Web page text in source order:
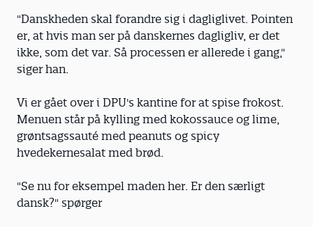
"Danskheden skal forandre sig i dagliglivet. Pointen
er, at hvis man ser på danskernes dagligliv, er det
ikke, som det var. Så processen er allerede i gang,"
siger han.
Vi er gået over i DPU's kantine for at spise frokost.
Menuen står på kylling med kokossauce og lime,
grøntsagssauté med peanuts og spicy
hvedekernesalat med brød.
"Se nu for eksempel maden her. Er den særligt
dansk?" spørger